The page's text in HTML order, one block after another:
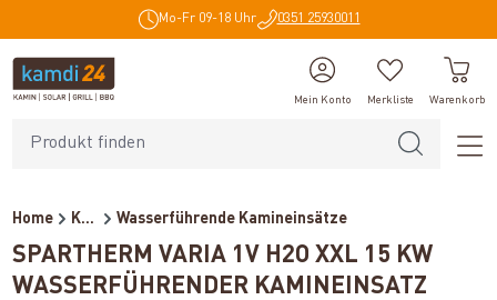
Mo-Fr 09-18 Uhr 0351 25930011
Mein Konto Merkliste Warenkorb
Home Kaminöfen Wasserführende Kamineinsätze
SPARTHERM VARIA 1V H2O XXL 15 KW
WASSERFÜHRENDER KAMINEINSATZ